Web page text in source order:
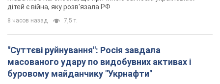
дітей є війна, яку розв'язала РФ
8 часов назад 7,5 т.
"Суттєві руйнування": Росія завдала
масованого удару по видобувних активах і
буровому майданчику "Укрнафти"